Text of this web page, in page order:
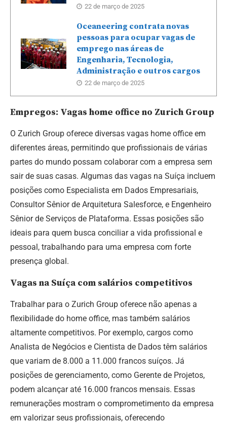
22 de março de 2025
Oceaneering contrata novas
pessoas para ocupar vagas de
emprego nas áreas de
Engenharia, Tecnologia,
Administração e outros cargos
22 de março de 2025
Empregos: Vagas home office no Zurich Group
O Zurich Group oferece diversas vagas home office em
diferentes áreas, permitindo que profissionais de várias
partes do mundo possam colaborar com a empresa sem
sair de suas casas. Algumas das vagas na Suíça incluem
posições como Especialista em Dados Empresariais,
Consultor Sênior de Arquitetura Salesforce, e Engenheiro
Sênior de Serviços de Plataforma. Essas posições são
ideais para quem busca conciliar a vida profissional e
pessoal, trabalhando para uma empresa com forte
presença global.
Vagas na Suíça com salários competitivos
Trabalhar para o Zurich Group oferece não apenas a
flexibilidade do home office, mas também salários
altamente competitivos. Por exemplo, cargos como
Analista de Negócios e Cientista de Dados têm salários
que variam de 8.000 a 11.000 francos suíços. Já
posições de gerenciamento, como Gerente de Projetos,
podem alcançar até 16.000 francos mensais. Essas
remunerações mostram o comprometimento da empresa
em valorizar seus profissionais, oferecendo